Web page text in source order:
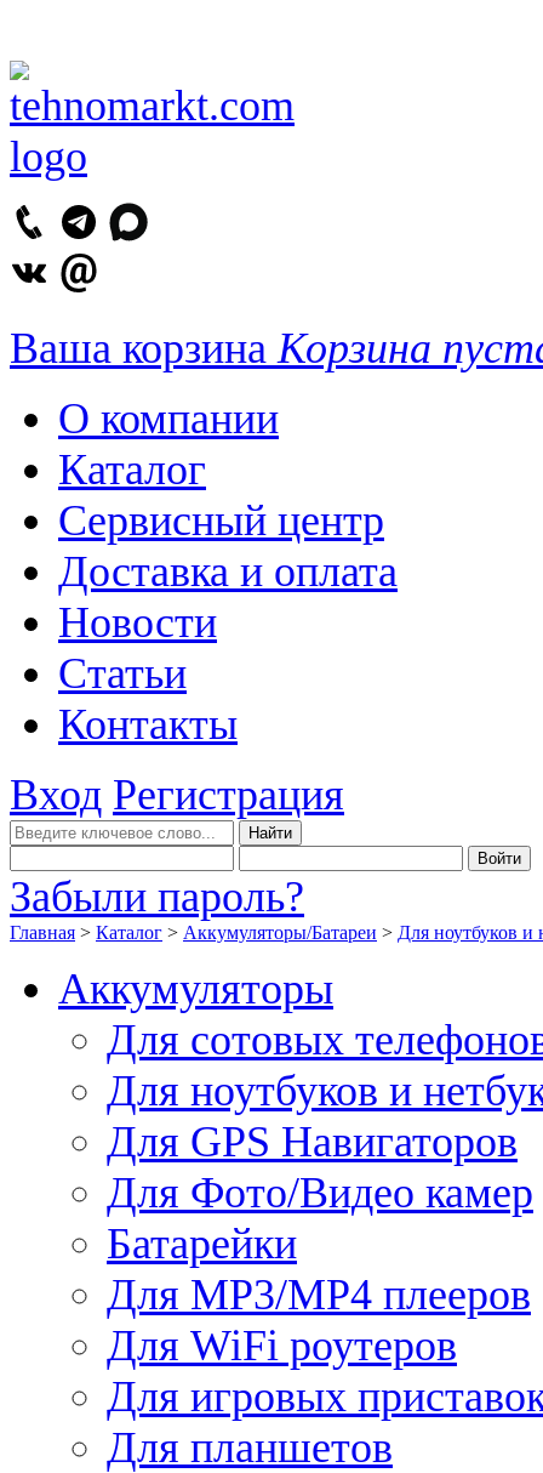
Ваша корзина Корзина
О компании
Каталог
Сервисный центр
Доставка и оплата
Новости
Статьи
Контакты
Вход Регистрация
Забыли пароль?
Главная > Каталог > Аккумуляторы/Батареи > Для ноутбуков и
Аккумуляторы
Для сотовых
Для ноутбуков и
Для GPS Навигаторов
Для Фото/Видео камер
Батарейки
Для MP3/MP4 плееров
Для WiFi роутеров
Для игровых
Для планшетов